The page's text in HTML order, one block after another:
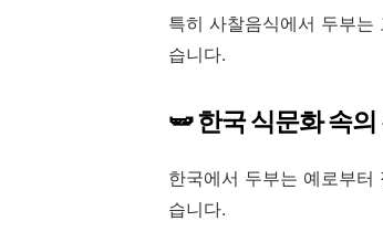
특히 사찰음식에서 두부
습니다.
🫛 한국 식문화 속의
한국에서 두부는 예로부
습니다.